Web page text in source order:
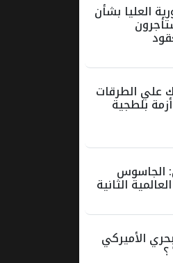
العليا بشأن
علي الطرقات
ينهي قرار 533 أزمة بلطجية
الجاسوس
الثانية
الأميركي